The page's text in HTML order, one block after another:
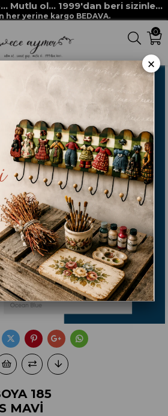
Mutlu ol... 1999'dan beri sizinle...
her yerine kargo BEDAVA.
0
AKRİLİK BOYALAR
185
MAVİ
×